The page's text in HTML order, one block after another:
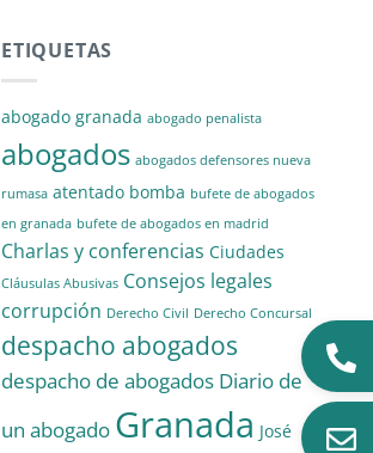
ETIQUETAS
abogado granada abogado penalista
abogados abogados defensores nueva
rumasa atentado bomba bufete de abogados
en granada bufete de abogados en madrid
Charlas y conferencias Ciudades
Cláusulas Abusivas Consejos legales
corrupción Derecho Civil Derecho Concursal
despacho abogados
despacho de abogados Diario de
un abogado Granada José